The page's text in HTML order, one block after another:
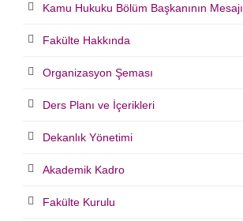
Kamu Hukuku Bölüm Başkanının Mesajı
Fakülte Hakkında
Organizasyon Şeması
Ders Planı ve İçerikleri
Dekanlık Yönetimi
Akademik Kadro
Fakülte Kurulu